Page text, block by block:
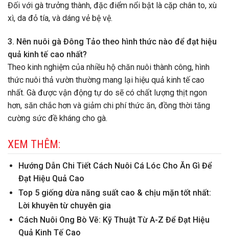
Đối với gà trưởng thành, đặc điểm nổi bật là cặp chân to, xù
xì, da đỏ tía, và dáng vẻ bệ vệ.
3. Nên nuôi gà Đông Tảo theo hình thức nào để đạt hiệu
quả kinh tế cao nhất?
Theo kinh nghiệm của nhiều hộ chăn nuôi thành công, hình
thức nuôi thả vườn thường mang lại hiệu quả kinh tế cao
nhất. Gà được vận động tự do sẽ có chất lượng thịt ngon
hơn, săn chắc hơn và giảm chi phí thức ăn, đồng thời tăng
cường sức đề kháng cho gà.
XEM THÊM:
Hướng Dẫn Chi Tiết Cách Nuôi Cá Lóc Cho Ăn Gì Để
Đạt Hiệu Quả Cao
Top 5 giống dừa năng suất cao & chịu mặn tốt nhất:
Lời khuyên từ chuyên gia
Cách Nuôi Ong Bò Vẽ: Kỹ Thuật Từ A-Z Để Đạt Hiệu
Quả Kinh Tế Cao